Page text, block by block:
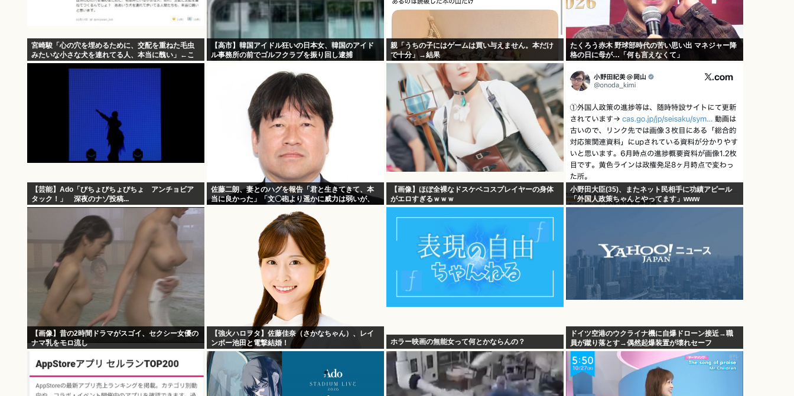
宮崎駿「心の穴を埋めるために、交配を重ねた毛虫
みたいな小さな犬を連れてる人、本当に醜い」←こ
れどう思う？
【高市】韓国アイドル狂いの日本女、韓国のアイド
ル事務所の前でゴルフクラブを振り回し逮捕
親「うちの子にはゲームは買い与えません。本だけ
で十分」→結果
たくろう赤木 野球部時代の苦い思い出 マネジャー降
格の日に母が…「何も言えなくて」
【芸能】Ado「びちょびちょびちょ アンチョビア
タック！」 深夜のナゾ投稿...
佐藤二朗、妻とのハグを報告「君と生きてきて、本
当に良かった」「文〇砲より遥かに威力は弱いが、
【画像】ほぼ全裸なドスケベコスプレイヤーの身体
がエロすぎるｗｗｗ
小野田大臣(35)、またネット民相手に功績アピール
「外国人政策ちゃんとやってます」www
【画像】昔の2時間ドラマがスゴイ、セクシー女優の
ナマ乳をモロ流し
【強火ハロヲタ】佐藤佳奈（さかなちゃん）、レイ
ンボー池田と電撃結婚！
ホラー映画の無能女って何とかならんの？
ドイツ空港のウクライナ機に自爆ドローン接近→職
員が蹴り落とす→偶然起爆装置が壊れセーフ